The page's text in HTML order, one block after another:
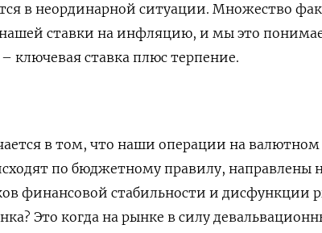
в неординарной ситуации. Множество
ставки на инфляцию, и мы это
ключевая ставка плюс терпение.
в том, что наши операции на
по бюджетному правилу, направлены
финансовой стабильности и дисфункции
Это когда на рынке в силу